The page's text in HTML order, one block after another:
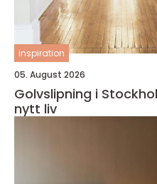
inspiration
05. August 2026
Golvslipning i
nytt liv